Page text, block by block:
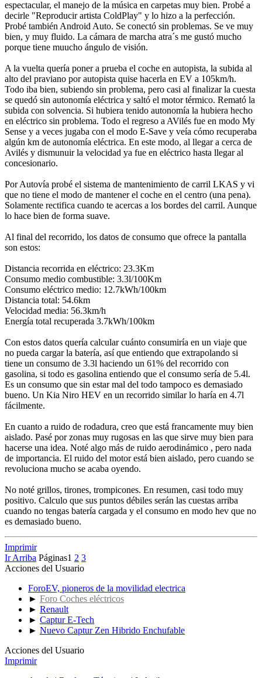
espectacular, el manejo de la música en carpetas muy bien. Probé a
decirle "Reproducir artista ColdPlay" y lo hizo a la perfección.
Probé también Android Auto. Se conectó sin problemas. Se ve muy
bien, y muy fluido. La cámara de marcha atra´s me gustó mucho
porque tiene muucho ángulo de visión.
A la vuelta quería poner a prueba el coche en autopista, la subida al
alto del praviano por autopista quise hacerla en EV a 105km/h.
Todo iba bien, subiendo sin problema, pero casi al finalizar la cuesta
se quedó sin autonomía eléctrica y saltó el motor térmico. Remató la
subida con solvencia. Si hubiera tenido autonomía la hubiera hecho
en eléctrico sin problema. Todo el regreso a AVilés fue en modo My
Sense y a veces jugaba con el modo E-Save y veía cómo recuperaba
algún km de autonomía eléctrica. En este modo, al llegar a cerca de
Avilés y dismunuir la velocidad ya fue en eléctrico hasta llegar al
concesionario.
Por Autovía probé el sistema de mantenimiento de carril LKAS y vi
que no tiene el modo de mantener el coche en el centro (una pena).
Solamente rectifica cuando te acercas a los bordes del carril. Aunque
lo hace bien de forma suave.
Al final del recorrido, los datos de consumo que ofrece la pantalla
son estos:
Distancia recorrida en eléctrico: 23.3Km
Consumo medio combustible: 3.3l/100Km
Consumo eléctrico medio: 12.7kWh/100km
Distancia total: 54.6km
Velocidad media: 56.3km/h
Energía total recuperada 3.7kWh/100km
Con estos datos quería calcular cuánto consumiría en un viaje que
no pueda cargar la batería, así que entiendo que extrapolando si
tiene un consumo de 3.3l haciendo un 61% del recorrido con
gasolina, si todo es gasolina entiendo que el consumo sería de 5.4l.
Es un consumo que sin estar mal del todo tampoco es demasiado
bueno. Un Kia Niro HEV en un recorrido similar lo haría en 4.7l
fácilmente.
En cuanto a ruido de rodadura, creo que está francamente muy bien
aislado. Pasé por zonas muy rugosas en las que sirve muy bien para
hacerse una idea. Noté algo más de ruido aerodinámico , pero nada
de importancia. El ruido del motor está bien aislado, pero cuando se
revoluciona mucho se acaba oyendo.
No noté grillos, tirones, trompicones. En resumen, casi todo muy
positivo. Calculo que sus puntos débiles serán las cuestas arriba
cuando no tengas batería cargada y el consumo en modo hev que no
es demasiado bueno.
Imprimir
Ir Arriba Páginas1 2 3
Acciones del Usuario
ForoEV, pioneros de la movilidad electrica
► Foro Coches eléctricos
► Renault
► Captur E-Tech
► Nuevo Captur Zen Hibrido Enchufable
Acciones del Usuario
Imprimir